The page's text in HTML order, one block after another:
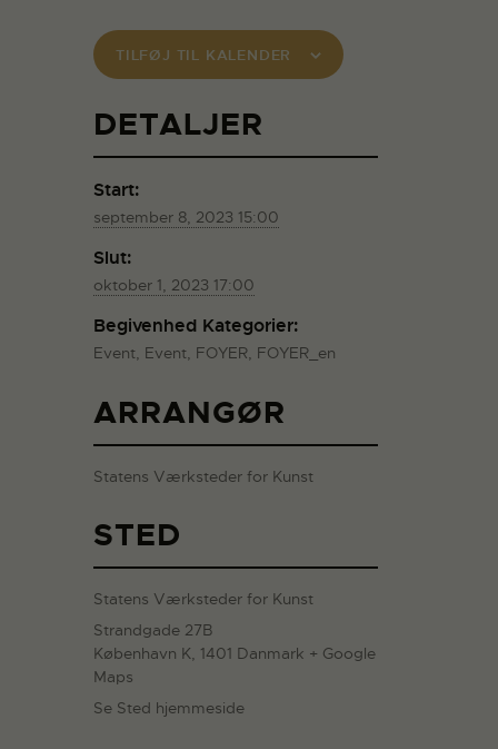
TILFØJ TIL KALENDER
DETALJER
Start:
september 8, 2023 15:00
Slut:
oktober 1, 2023 17:00
Begivenhed Kategorier:
Event, Event, FOYER, FOYER_en
ARRANGØR
Statens Værksteder for Kunst
STED
Statens Værksteder for Kunst
Strandgade 27B
København K, 1401 Danmark + Google
Maps
Se Sted hjemmeside